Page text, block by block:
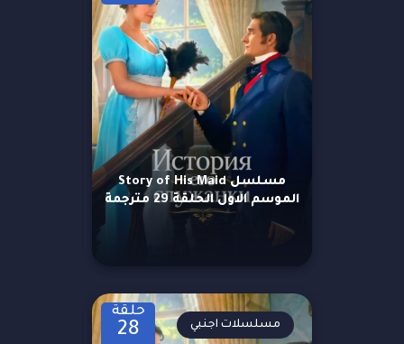
مسلسل Story of His Maid
الموسم الاول الحلقة 29 مترجمة
حلقة
28 مسلسلات اجنبي